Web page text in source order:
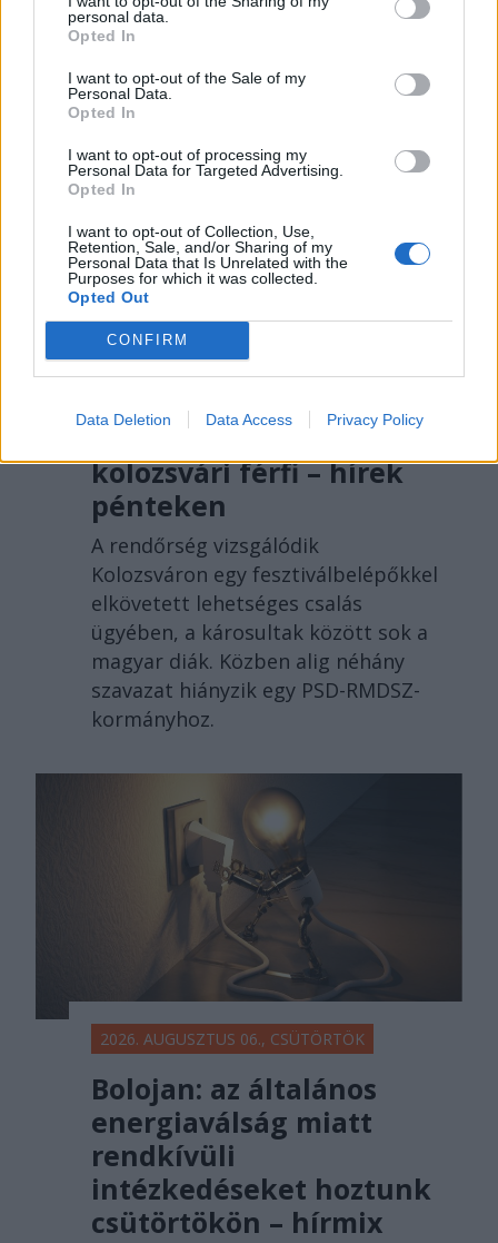
personal data.
Opted In
I want to opt-out of the Sale of my
Personal Data.
Opted In
I want to opt-out of processing my
Personal Data for Targeted Advertising.
Opted In
I want to opt-out of Collection, Use,
Retention, Sale, and/or Sharing of my
Personal Data that Is Unrelated with the
Purposes for which it was collected.
Opted Out
CONFIRM
Data Deletion Data Access Privacy Policy
főtér.ro
2026. AUGUSZTUS 07., PÉNTEK
Több száz embert
verhetett át Untold-
belépőkkel egy
kolozsvári férfi – hírek
pénteken
A rendőrség vizsgálódik
Kolozsváron egy fesztiválbelépőkkel
elkövetett lehetséges csalás
ügyében, a károsultak között sok a
magyar diák. Közben alig néhány
szavazat hiányzik egy PSD-RMDSZ-
kormányhoz.
2026. AUGUSZTUS 06., CSÜTÖRTÖK
Bolojan: az általános
energiaválság miatt
rendkívüli
intézkedéseket hoztunk
csütörtökön – hírmix